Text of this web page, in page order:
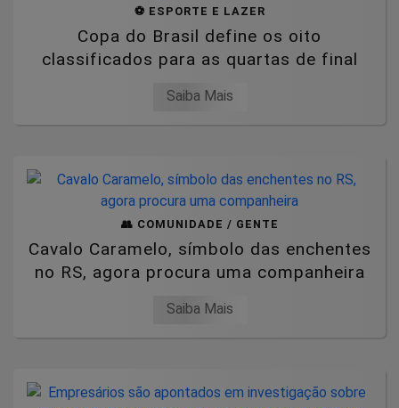
⚽ ESPORTE E LAZER
Copa do Brasil define os oito
classificados para as quartas de final
Saiba Mais
👥 COMUNIDADE / GENTE
Cavalo Caramelo, símbolo das enchentes
no RS, agora procura uma companheira
Saiba Mais